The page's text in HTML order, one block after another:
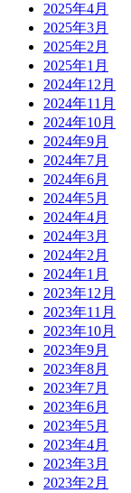
2025年4月
2025年3月
2025年2月
2025年1月
2024年12月
2024年11月
2024年10月
2024年9月
2024年7月
2024年6月
2024年5月
2024年4月
2024年3月
2024年2月
2024年1月
2023年12月
2023年11月
2023年10月
2023年9月
2023年8月
2023年7月
2023年6月
2023年5月
2023年4月
2023年3月
2023年2月